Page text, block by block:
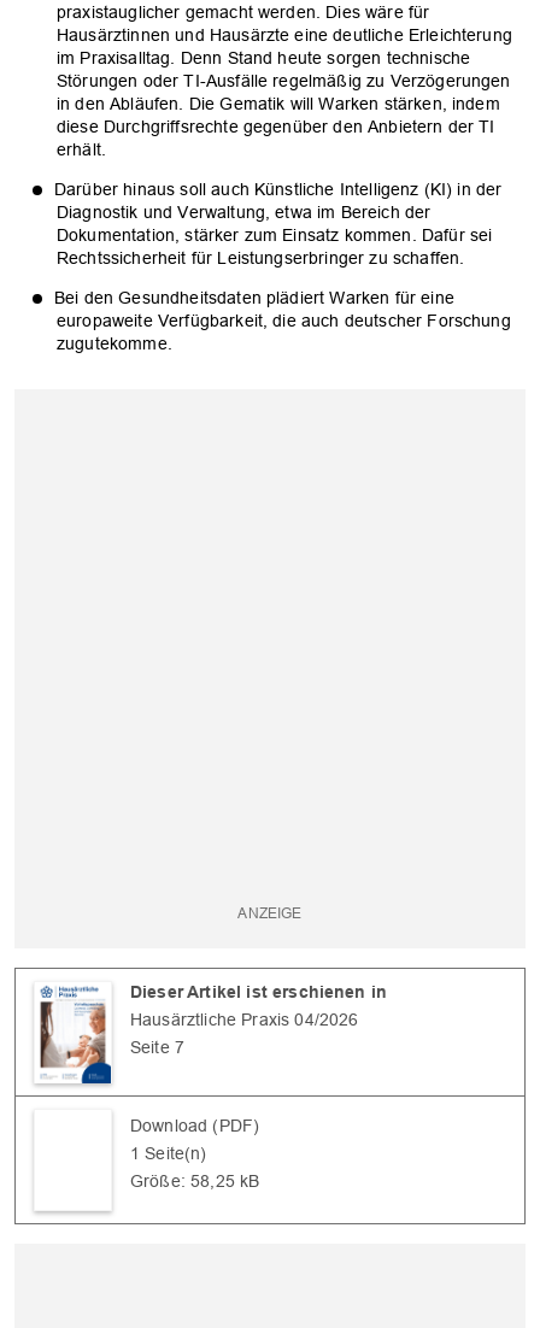
OK
praxistauglicher gemacht werden. Dies wäre für
Hausärztinnen und Hausärzte eine deutliche Erleichterung
im Praxisalltag. Denn Stand heute sorgen technische
Störungen oder TI-Ausfälle regelmäßig zu Verzögerungen
in den Abläufen. Die Gematik will Warken stärken, indem
diese Durchgriffsrechte gegenüber den Anbietern der TI
erhält.
Darüber hinaus soll auch Künstliche Intelligenz (KI) in der
Diagnostik und Verwaltung, etwa im Bereich der
Dokumentation, stärker zum Einsatz kommen. Dafür sei
Rechtssicherheit für Leistungserbringer zu schaffen.
Bei den Gesundheitsdaten plädiert Warken für eine
europaweite Verfügbarkeit, die auch deutscher Forschung
zugutekomme.
Dieser Artikel ist erschienen in
Hausärztliche Praxis 04/2026
Seite 7
Download (PDF)
1 Seite(n)
Größe: 58,25 kB